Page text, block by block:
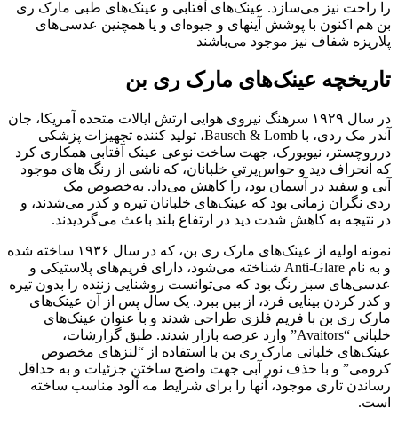
را راحت نیز می‌سازد. عینک‌های آفتابی و عینک‌های طبی مارک ری
بن هم اکنون با پوشش آینهای و جیوه‌ای و یا همچنین عدسی‌های
پلاریزه شفاف نیز موجود می‌باشند
تاریخچه عینک‌های مارک ری‌ بن
در سال ۱۹۲۹ سرهنگ نیروی هوایی ارتش ایالات متحده آمریکا، جان
آندر مک ردی، با Bausch & Lomb، تولید کننده تجهیزات پزشکی
درروچستر، نیویورک، جهت ساخت نوعی عینک آفتابی همکاری کرد
که انحراف دید و حواس‌پرتیِ خلبانان، که ناشی از رنگ های موجود
آبی و سفید در آسمان بود، را کاهش می‌داد. به‌خصوص مک
ردی نگران زمانی بود که عینک‌های خلبانان تیره و کدر می‌شدند، و
در نتیجه به کاهش شدت دید در ارتفاع بلند باعث می‌گردیدند.
نمونه اولیه از عینک‌های مارک ری بن، که در سال ۱۹۳۶ ساخته شده
و به نام Anti-Glare شناخته می‌شود، دارای فریم‌های پلاستیکی و
عدسی‌های سبز رنگ بود که می‌توانست روشنایی زننده را بدون تیره
و کدر کردن بینایی فرد، از بین ببرد. یک سال پس از آن عینک‌های
مارک ری بن با فریم فلزی طراحی شدند و با عنوان عینک‎‌های
خلبانی “Avaitors” وارد عرصه بازار شدند. طبق گزارشات،
عینک‌های خلبانی مارک ری بن با استفاده از “لنزهای مخصوص
کرومی” و با حذف نور آبی جهت واضح ساختن جزئیات و به حداقل
رساندن تاری موجود، آنها را برای شرایط مه آلود مناسب ساخته
است.